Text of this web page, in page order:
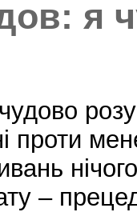
я
проти
–